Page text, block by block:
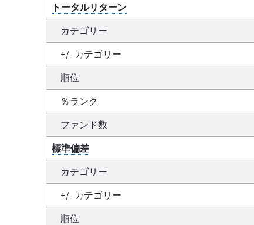
トータルリターン
カテゴリー
+/- カテゴリー
順位
％ランク
ファンド数
標準偏差
カテゴリー
+/- カテゴリー
順位